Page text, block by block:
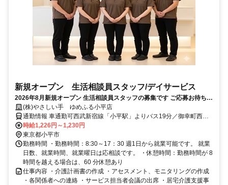
新規オープン 生活相談員スタッフ/デイサービス
2026年8月新規オープン 生活相談員スタッフの募集です ご応募お待ちし
ております
(株)やさしい手 ゆめふる小平店
通勤情報 車通勤可西武新宿線「小平駅」よりバス19分／御幸町西バ
ス停から徒歩1分中央線「武蔵小金井駅」よりバスで10分／国際電気
前バス停から徒歩1分
時給1,226円～1,230円
東京都小平市
勤務時間 ・勤務時間：8:30～17：30 週1日から就業可能です。 就業
日数、就業時間、就業曜日は応相談です。 ・休憩時間：勤務時間が 8
時間を越える場合は、60 分休憩あり
仕事内容 ・介護計画書の作成 ・アセスメント、モニタリングの作成
・各関係者への連絡 ・サービス担当者会議の出席 ・居宅介護支援事